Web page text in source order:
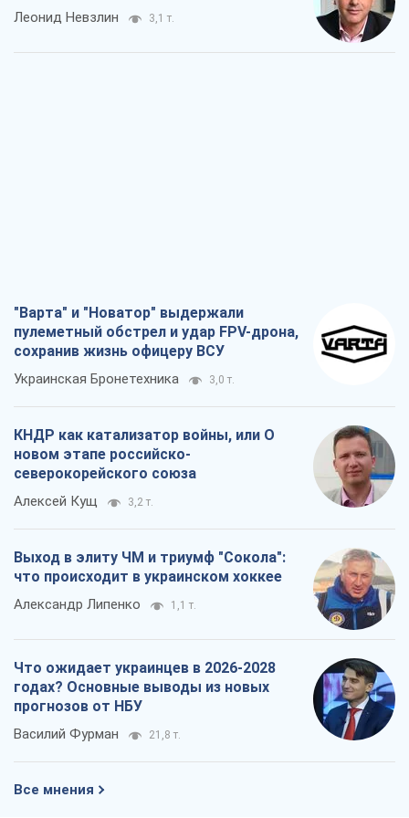
Леонид Невзлин 3,1 т.
"Варта" и "Новатор" выдержали
пулеметный обстрел и удар FPV-дрона,
сохранив жизнь офицеру ВСУ
Украинская Бронетехника 3,0 т.
КНДР как катализатор войны, или О
новом этапе российско-
северокорейского союза
Алексей Кущ 3,2 т.
Выход в элиту ЧМ и триумф "Сокола":
что происходит в украинском хоккее
Александр Липенко 1,1 т.
Что ожидает украинцев в 2026-2028
годах? Основные выводы из новых
прогнозов от НБУ
Василий Фурман 21,8 т.
Все мнения